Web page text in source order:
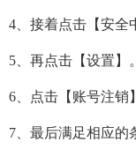
4、接着点击【安全
5、再点击【设置】。
6、点击【账号注销
7、最后满足相应的